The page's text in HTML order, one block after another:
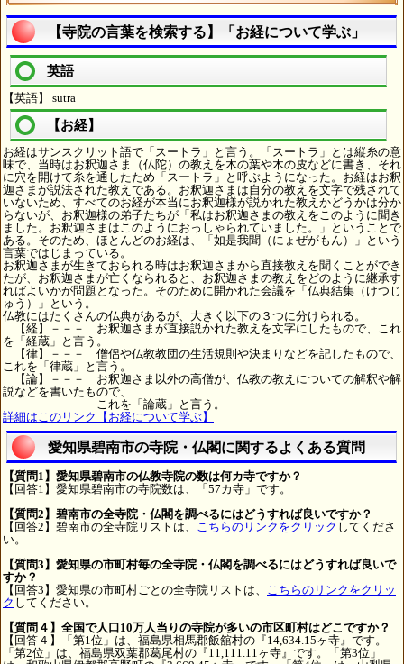
【寺院の言葉を検索する】「お経について学ぶ」
英語
【英語】 sutra
【お経】
お経はサンスクリット語で「スートラ」と言う。「スートラ」とは縦糸の意
味で、当時はお釈迦さま（仏陀）の教えを木の葉や木の皮などに書き、それ
に穴を開けて糸を通したため「スートラ」と呼ぶようになった。お経はお釈
迦さまが説法された教えである。お釈迦さまは自分の教えを文字で残されて
いないため、すべてのお経が本当にお釈迦様が説かれた教えかどうかは分か
らないが、お釈迦様の弟子たちが「私はお釈迦さまの教えをこのように聞き
ました。お釈迦さまはこのようにおっしゃられていました。」ということで
ある。そのため、ほとんどのお経は、「如是我聞（にょぜがもん）」という
言葉ではじまっている。
お釈迦さまが生きておられる時はお釈迦さまから直接教えを聞くことができ
たが、お釈迦さまが亡くなられると、お釈迦さまの教えをどのように継承す
ればよいかが問題となった。そのために開かれた会議を「仏典結集（けつじ
ゅう）」という。
仏教にはたくさんの仏典があるが、大きく以下の３つに分けられる。
【経】－－－ お釈迦さまが直接説かれた教えを文字にしたもので、これ
を「経蔵」と言う。
【律】－－－ 僧侶や仏教教団の生活規則や決まりなどを記したもので、
これを「律蔵」と言う。
【論】－－－ お釈迦さま以外の高僧が、仏教の教えについての解釈や解
説などを書いたもので、
これを「論蔵」と言う。
詳細はこのリンク【お経について学ぶ】
愛知県碧南市の寺院・仏閣に関するよくある質問
【質問1】愛知県碧南市の仏教寺院の数は何カ寺ですか？
【回答1】愛知県碧南市の寺院数は、「57カ寺」です。
【質問2】碧南市の全寺院・仏閣を調べるにはどうすれば良いですか？
【回答2】碧南市の全寺院リストは、 こちらのリンクをクリック してくださ
い。
【質問3】愛知県の市町村毎の全寺院・仏閣を調べるにはどうすれば良いで
すか？
【回答3】愛知県の市町村ごとの全寺院リストは、 こちらのリンクをクリッ
ク してください。
【質問４】全国で人口10万人当りの寺院が多いの市区町村はどこですか？
【回答４】「第1位」は、福島県相馬郡飯舘村の『14,634.15ヶ寺』です。
「第2位」は、福島県双葉郡葛尾村の『11,111.11ヶ寺』です。「第3位」